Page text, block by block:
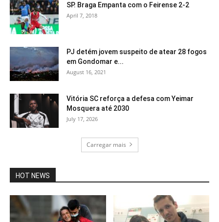
SP. Braga Empanta com o Feirense 2-2
April 7, 2018
PJ detém jovem suspeito de atear 28 fogos
em Gondomar e...
August 16, 2021
Vitória SC reforça a defesa com Yeimar
Mosquera até 2030
July 17, 2026
Carregar mais
HOT NEWS